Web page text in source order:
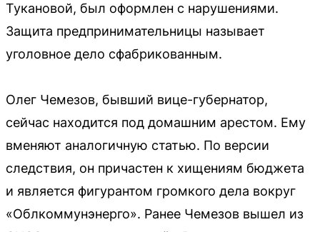
Тукановой, был оформлен с нарушениями.
Защита предпринимательницы называет
уголовное дело сфабрикованным.
Олег Чемезов, бывший вице-губернатор,
сейчас находится под домашним арестом. Ему
вменяют аналогичную статью. По версии
следствия, он причастен к хищениям бюджета
и является фигурантом громкого дела вокруг
«Облкоммунэнерго». Ранее Чемезов вышел из